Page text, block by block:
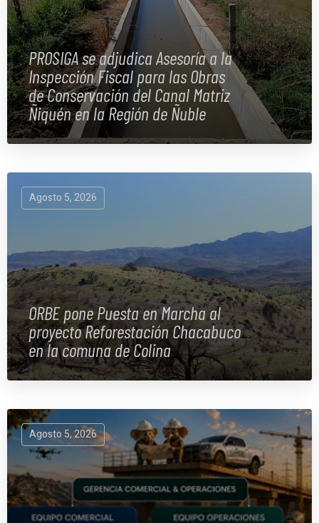
PROSIGA se adjudica Asesoría a la
Inspección Fiscal para las Obras
de Conservación del Canal Matriz
Ñiquén en la Región de Ñuble
Agosto 5, 2026
ORBE pone Puesta en Marcha al
proyecto Reforestación Chacabuco
en la comuna de Colina
Agosto 5, 2026